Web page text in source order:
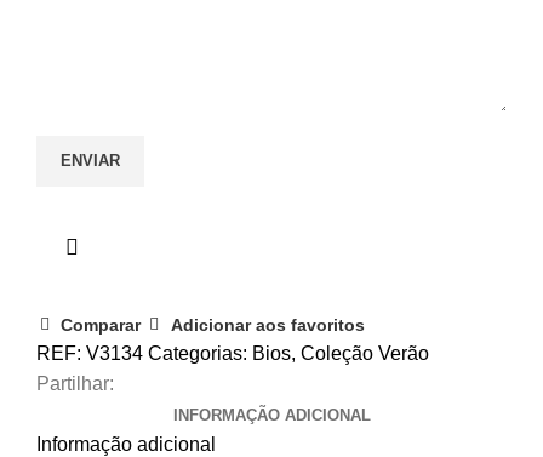
Comparar Adicionar aos favoritos
REF: V3134 Categorias: Bios, Coleção Verão
Partilhar:
INFORMAÇÃO ADICIONAL
Informação adicional